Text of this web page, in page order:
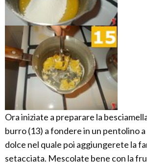
Ora iniziate a preparare la
burro (13) a fondere in un pentolino
dolce nel quale poi aggiungerete la
setacciata. Mescolate bene con la